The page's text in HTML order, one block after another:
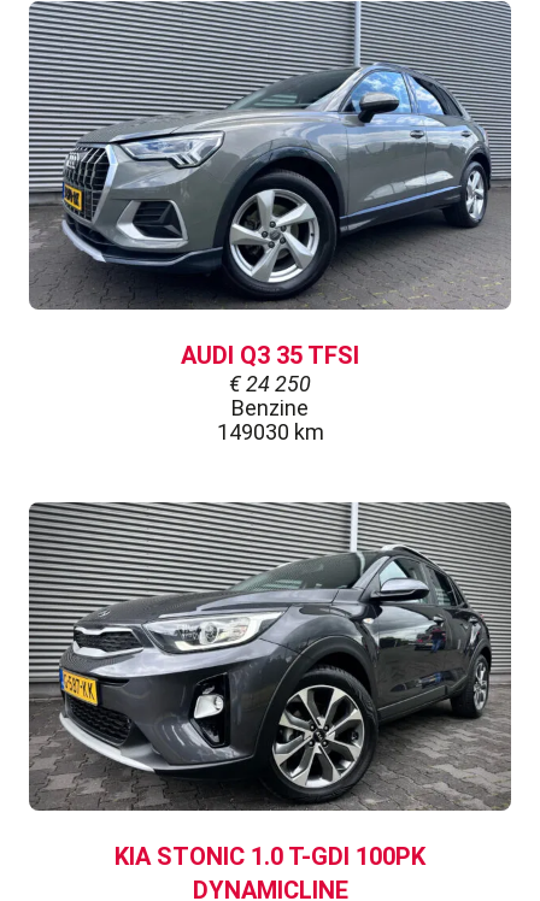
AUDI Q3 35 TFSI
€24 250
Benzine
149030 km
KIA STONIC 1.0 T-GDI 100PK
DYNAMICLINE